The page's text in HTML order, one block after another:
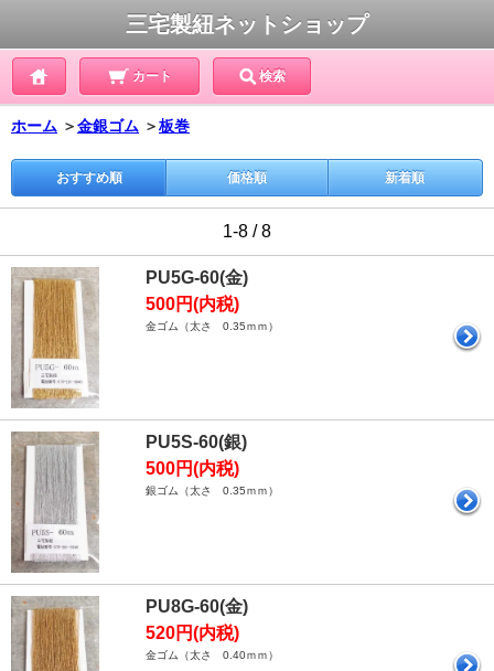
三宅製紐ネットショップ
カート 検索
ホーム ＞金銀ゴム ＞板巻
おすすめ順 価格順 新着順
1-8 / 8
PU5G-60(金)
500円(内税)
金ゴム（太さ 0.35ｍｍ）
PU5S-60(銀)
500円(内税)
銀ゴム（太さ 0.35ｍｍ）
PU8G-60(金)
520円(内税)
金ゴム（太さ 0.40ｍｍ）